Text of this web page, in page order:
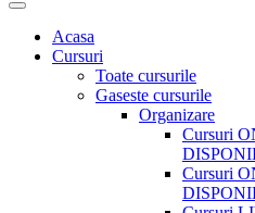
Acasa
Cursuri
Toate cursurile
Gaseste cursurile
Organizare
Cursuri
Cursuri